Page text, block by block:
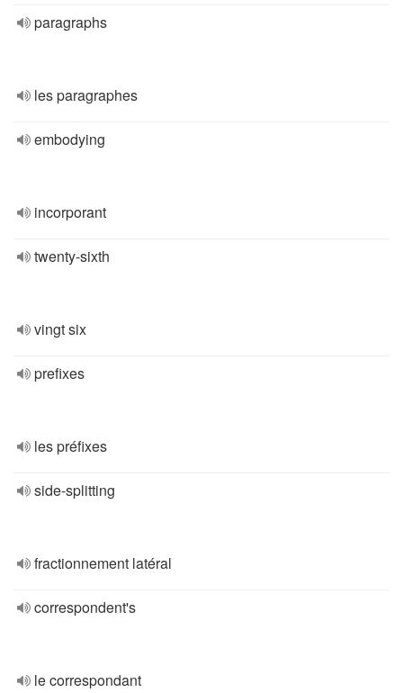
paragraphs
les paragraphes
embodying
incorporant
twenty-sixth
vingt six
prefixes
les préfixes
side-splitting
fractionnement latéral
correspondent's
le correspondant